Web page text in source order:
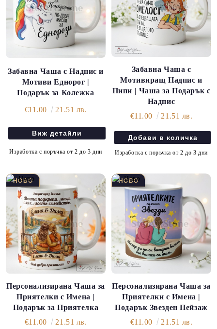
Забавна Чаша с Надпис и
Мотиви Еднорог |
Подарък за Колежка
€11.00 21.51 лв.
Виж детайли
Изработка с поръчка от 2 до 3 дни
Забавна Чаша с
Мотивиращ Надпис и
Пипи | Чаша за Подарък с
Надпис
€11.00
21.51 лв.
Изработка с поръчка от 2 до 3 дни
Персонализирана Чаша за
Приятелки с Имена |
Подарък за Приятелка
€11.00
21.51 лв.
Персонализирана Чаша за
Приятелки с Имена |
Подарък Звезден Пейзаж
€11.00
21.51 лв.